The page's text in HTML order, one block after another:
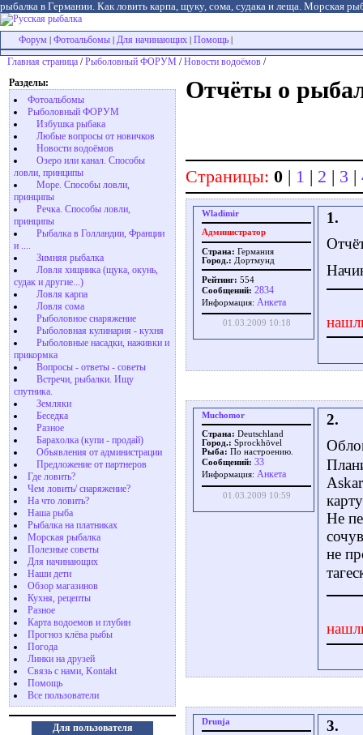
рыбалка в Германии. Как ловить карпа, щуку, сома, судака и леща. Морская
Форум Фотоальбомы Для начинающих Помощь
Главная страница /Рыболовный ФОРУМ /Новости водоёмов /
Разделы:
Фотоальбомы
Рыболовный ФОРУМ
Избушка рыбака
Любые вопросы от новичков
Новости водоёмов
Озеро или канал. Способы
ловли, принципы
Море. Способы ловли,
принципы
Речка. Способы ловли,
принципы
Рыбалка в Голландии, Франции
и ....
Зимняя рыбалка
Ловля хищника (щука, окунь,
судак и другие...)
Ловля карпа
Ловля сома
Рыболовное снаряжение
Рыболовная кулинария - кухня
Рыболовные насадки, наживки и
прикормка
Вопросы - ответы - советы
Встречи, рыбалки. Ищу
спутника.
Земляки
Беседка
Разное
Барахолка (купи - продай)
Объявления от администрации
Предложение от партнеров
Где ловить?
Чем ловить/ снаряжение?
На что ловить?
Наша рыба
Рыбалка на платниках
Морская рыбалка
Полезные советы
Для начинающих
Наши дети
Обзор магазинов
Кухня, рецепты
Разное
Карта водоемов и глубин
Прогноз клёва рыбы
Погода
Линки на друзей
Связь с нами, Kontakt
Помощь
Все пользователи
Для пользователя
Отчёты о
Страницы: 0 | 1 | 2 | 3 |
Wladimir
Администратор
Страна: Германия
Город.: Дортмунд
Рейтинг: 554
Сообщений: 2834
Информация: Aнкета
01.03.2009 10:18
1.
Muchomor
Страна: Deutschland
Город.: Sprockhövel
Рыба: По настроению.
Сообщений: 33
Информация: Aнкета
01.03.2009 10:59
2.
Не
не
Drunja
3.